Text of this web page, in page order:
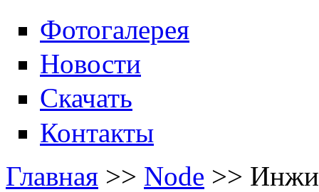
Фотогалерея
Новости
Скачать
Контакты
Главная >> Node >>